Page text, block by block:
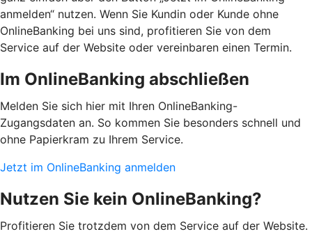
anmelden“ nutzen. Wenn Sie Kundin oder Kunde ohne
OnlineBanking bei uns sind, profitieren Sie von dem
Service auf der Website oder vereinbaren einen Termin.
Im OnlineBanking abschließen
Melden Sie sich hier mit Ihren OnlineBanking-
Zugangsdaten an. So kommen Sie besonders schnell und
ohne Papierkram zu Ihrem Service.
Jetzt im OnlineBanking anmelden
Nutzen Sie kein OnlineBanking?
Profitieren Sie trotzdem von dem Service auf der Website.